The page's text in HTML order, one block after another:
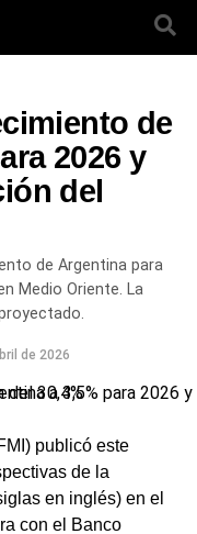
de
2026 y
del
de Argentina para
Medio Oriente. La
de 2026
publicó este
de la
en inglés) en el
con el Banco